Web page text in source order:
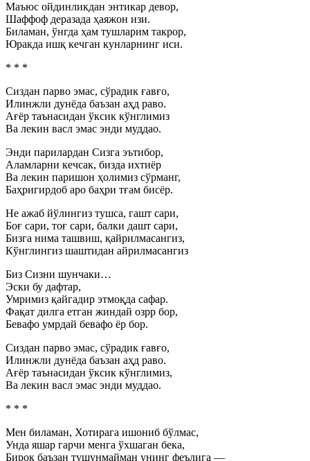
Маъюс ойдинликдан энтикар девор,
Шаффоф деразада ҳаяжон изи.
Биламан, ўнгда ҳам тушларим такрор,
Юракда ишқ кечган кунларнинг иси.
* * *
Сиздан парво эмас, сўрадик ғавғо,
Илинжли дунёда баъзан аҳд раво.
Ағёр таънасидан ўксик кўнглимиз
Ва лекин васл эмас энди муддао.
Энди парилардан Сизга эътибор,
Аламларни кечсак, бизда ихтиёр
Ва лекин паришон ҳолимиз сўрманг,
Баҳригирдоб аро баҳри тғам бисёр.
Не ажаб йўлингиз тушса, гашт сари,
Боғ сари, тоғ сари, балки дашт сари,
Бизга нима ташвиш, қайрилмасангиз,
Кўнглингиз шаштидан айрилмасангиз
Биз Сизни шунчаки…
Эски бу дафтар,
Умримиз қайгадир этмоқда сафар.
Фақат дилга етган жиндай озрр бор,
Бевафо умрдай бевафо ёр бор.
Сиздан парво эмас, сўрадик ғавғо,
Илинжли дунёда баъзан аҳд раво.
Ағёр таънасидан ўксик кўнглимиз,
Ва лекин васл эмас энди муддао.
* * *
Мен биламан, Хотирага ишониб бўлмас,
Унда яшар гарчи менга ўхшаган бека,
Бироқ баъзан тушунмайман унинг феълига —